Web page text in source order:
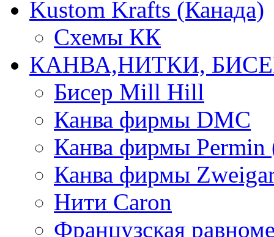
Kustom Krafts (Канада)
Схемы КК
КАНВА,НИТКИ,
Бисер Mill Hill
Канва фирмы DMC
Канва фирмы Permin
Канва фирмы
Нити Caron
Французская